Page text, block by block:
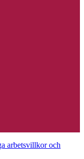
arbetsvillkor och